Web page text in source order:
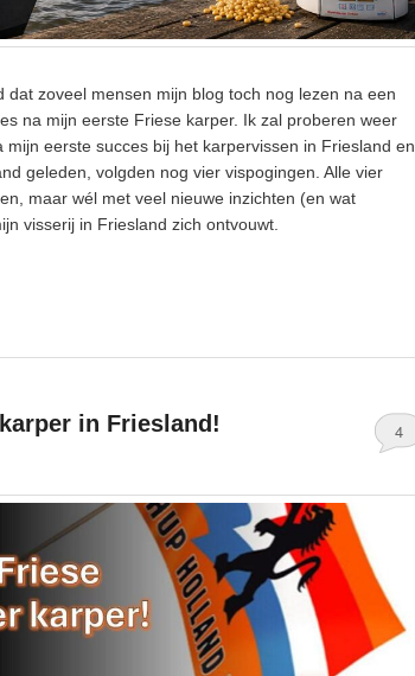
dat zoveel mensen mijn blog toch nog lezen na een
na mijn eerste Friese karper. Ik zal proberen weer
eerste succes bij het karpervissen in Friesland en
geleden, volgden nog vier vispogingen. Alle vier
maar wél met veel nieuwe inzichten (en wat
visserij in Friesland zich ontvouwt.
in Friesland! 4